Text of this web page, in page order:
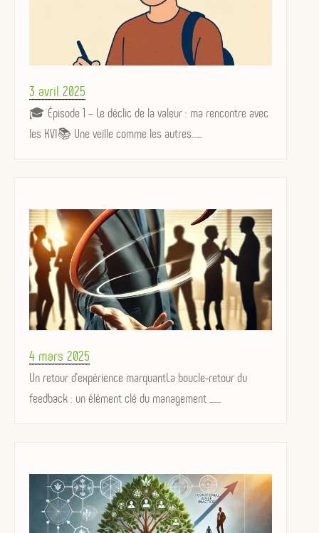
Posted
on
3 avril 2025
🎓 Épisode 1 – Le déclic de la valeur : ma rencontre avec
les KVI📚 Une veille comme les autres…...
Posted
on
4 mars 2025
Un retour d’expérience marquantLa boucle-retour du
feedback : un élément clé du management ........